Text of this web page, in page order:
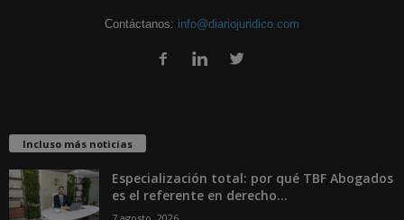
Contáctanos: info@diariojuridico.com
Incluso más noticias
Especialización total: por qué TBF Abogados
es el referente en derecho...